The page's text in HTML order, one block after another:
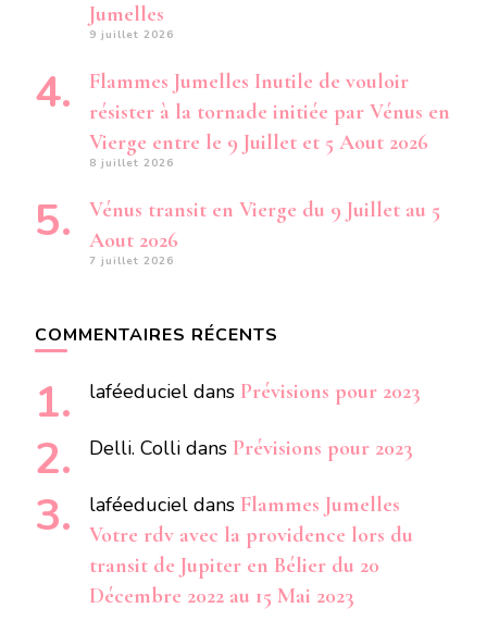
Jumelles
9 juillet 2026
Flammes Jumelles Inutile de vouloir
résister à la tornade initiée par Vénus en
Vierge entre le 9 Juillet et 5 Aout 2026
8 juillet 2026
Vénus transit en Vierge du 9 Juillet au 5
Aout 2026
7 juillet 2026
COMMENTAIRES RÉCENTS
laféeduciel dans Prévisions pour 2023
Delli. Colli dans Prévisions pour 2023
laféeduciel dans Flammes Jumelles
Votre rdv avec la providence lors du
transit de Jupiter en Bélier du 20
Décembre 2022 au 15 Mai 2023